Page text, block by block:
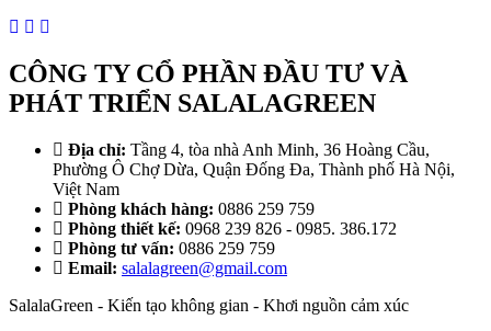
CÔNG TY CỔ PHẦN ĐẦU TƯ VÀ
PHÁT TRIỂN SALALAGREEN
Địa chỉ: Tầng 4, tòa nhà Anh Minh, 36 Hoàng Cầu,
Phường Ô Chợ Dừa, Quận Đống Đa, Thành phố Hà Nội,
Việt Nam
Phòng khách hàng: 0886 259 759
Phòng thiết kế: 0968 239 826 - 0985. 386.172
Phòng tư vấn: 0886 259 759
Email: salalagreen@gmail.com
SalalaGreen - Kiến tạo không gian - Khơi nguồn cảm xúc